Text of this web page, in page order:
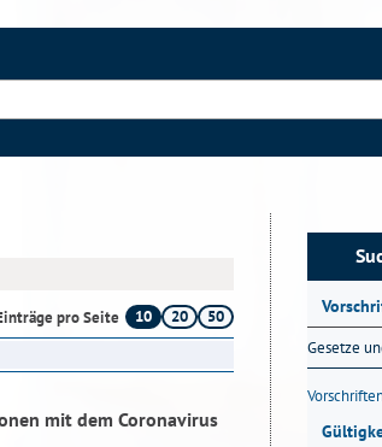
pro Seite 10 20
50
mit dem Coronavirus
Gesetze